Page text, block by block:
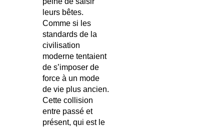
leurs bêtes.
Comme si les
standards de la
civilisation
moderne tentaient
de s’imposer de
force à un mode
de vie plus ancien.
Cette collision
entre passé et
présent, qui est le